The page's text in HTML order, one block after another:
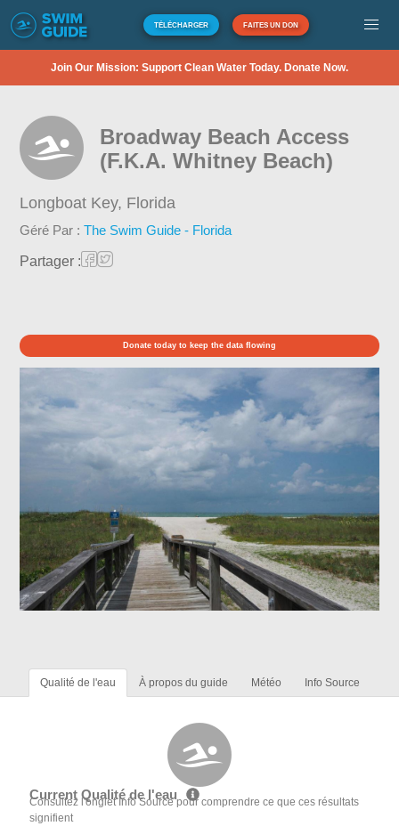
TÉLÉCHARGER FAITES UN DON
Join Our Mission: Support Clean Water Today. Donate Now.
Broadway Beach Access
(F.K.A. Whitney Beach)
Longboat Key, Florida
Géré Par :The Swim Guide - Florida
Partager :
Donate today to keep the data flowing
Qualité de l'eau À propos du guide Météo Info Source
Current Qualité de l'eau
Consultez l'onglet Info Source pour comprendre ce que ces résultats
signifient